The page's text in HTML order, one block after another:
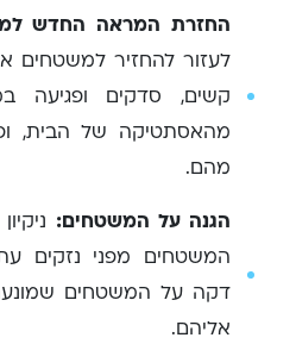
החזרת המראה החדש
לעזור להחזיר
קשים, סדקים ופגיעה
מהאסתטיקה של הבית,
מהם.
הגנה על המשטחים:
המשטחים מפני נזקים
דקה על המשטחים
אליהם.